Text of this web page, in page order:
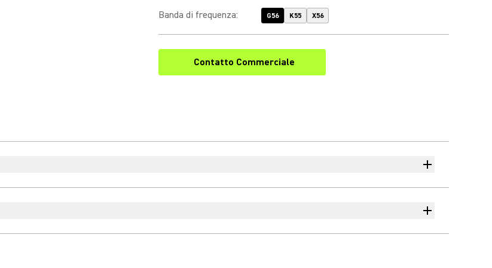
Banda di frequenza: G56 K55 X56
Contatto Commerciale